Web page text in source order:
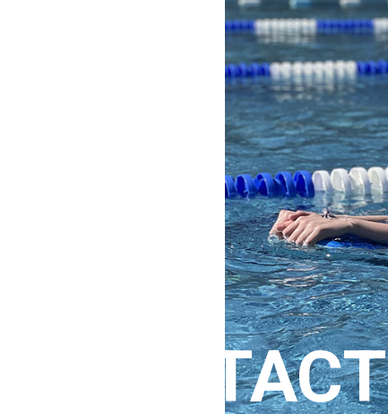
CONTACT